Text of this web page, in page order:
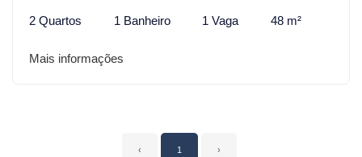
2 Quartos 1 Banheiro 1 Vaga 48 m²
Mais informações
‹ 1 ›